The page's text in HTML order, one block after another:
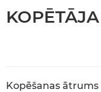
Kopēšanas ātrums